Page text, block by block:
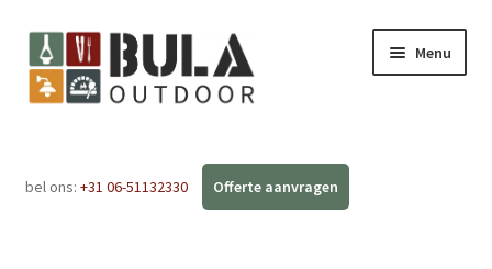
Menu
Webshop
bel ons: +31 06-51132330